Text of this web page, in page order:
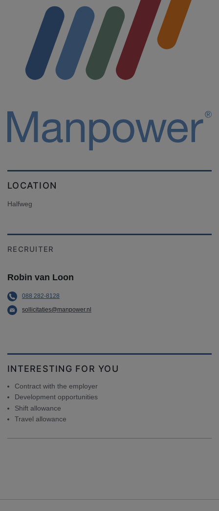
LOCATION
Halfweg
RECRUITER
Robin van Loon
088 282-8128
sollicitaties@manpower.nl
INTERESTING FOR YOU
Contract with the employer
Development opportunities
Shift allowance
Travel allowance